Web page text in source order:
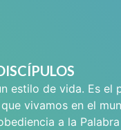
estilo de vida. Es el
vivamos en el
a la